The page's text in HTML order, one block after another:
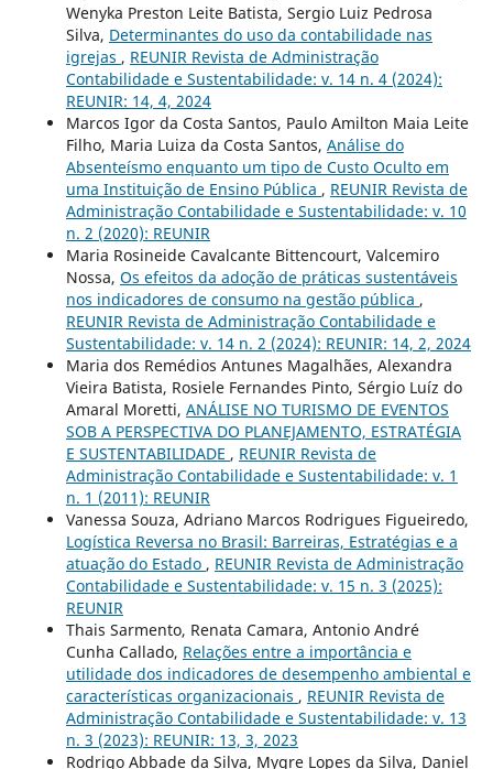
Wenyka Preston Leite Batista, Sergio Luiz Pedrosa
Silva, Determinantes do uso da contabilidade nas
igrejas , REUNIR Revista de Administração
Contabilidade e Sustentabilidade: v. 14 n. 4 (2024):
REUNIR: 14, 4, 2024
Marcos Igor da Costa Santos, Paulo Amilton Maia Leite
Filho, Maria Luiza da Costa Santos, Análise do
Absenteísmo enquanto um tipo de Custo Oculto em
uma Instituição de Ensino Pública , REUNIR Revista de
Administração Contabilidade e Sustentabilidade: v. 10
n. 2 (2020): REUNIR
Maria Rosineide Cavalcante Bittencourt, Valcemiro
Nossa, Os efeitos da adoção de práticas sustentáveis
nos indicadores de consumo na gestão pública ,
REUNIR Revista de Administração Contabilidade e
Sustentabilidade: v. 14 n. 2 (2024): REUNIR: 14, 2, 2024
Maria dos Remédios Antunes Magalhães, Alexandra
Vieira Batista, Rosiele Fernandes Pinto, Sérgio Luíz do
Amaral Moretti, ANÁLISE NO TURISMO DE EVENTOS
SOB A PERSPECTIVA DO PLANEJAMENTO, ESTRATÉGIA
E SUSTENTABILIDADE , REUNIR Revista de
Administração Contabilidade e Sustentabilidade: v. 1
n. 1 (2011): REUNIR
Vanessa Souza, Adriano Marcos Rodrigues Figueiredo,
Logística Reversa no Brasil: Barreiras, Estratégias e a
atuação do Estado , REUNIR Revista de Administração
Contabilidade e Sustentabilidade: v. 15 n. 3 (2025):
REUNIR
Thais Sarmento, Renata Camara, Antonio André
Cunha Callado, Relações entre a importância e
utilidade dos indicadores de desempenho ambiental e
características organizacionais , REUNIR Revista de
Administração Contabilidade e Sustentabilidade: v. 13
n. 3 (2023): REUNIR: 13, 3, 2023
Rodrigo Abbade da Silva, Mygre Lopes da Silva, Daniel